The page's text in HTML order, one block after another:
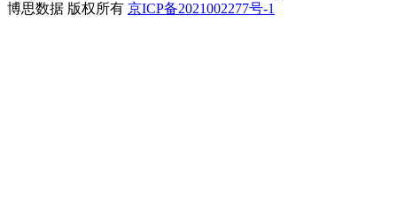
博思数据 版权所有 京ICP备2021002277号-1